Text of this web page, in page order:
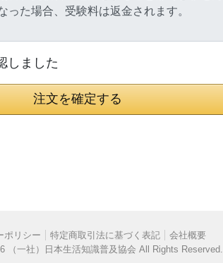
しました
注文を確定する
ポリシー 特定商取引法に基づく表記
会社概要
（一社）日本生活知識普及協会 All Rights Reserved.